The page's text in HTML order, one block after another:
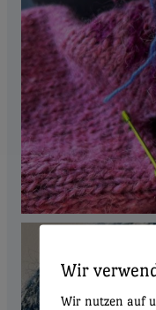
Wir
Wir nutzen auf